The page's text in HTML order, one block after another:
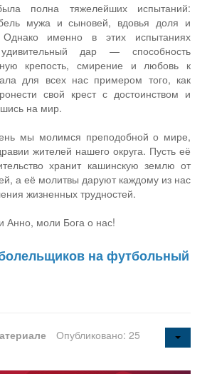
полна тяжелейших испытаний:
мужа и сыновей, вдовья доля и
Однако именно в этих испытаниях
дар — способность
крепость, смирение и любовь к
для всех нас примером того, как
свой крест с достоинством и
на мир.
мы молимся преподобной о мире,
жителей нашего округа. Пусть её
хранит кашинскую землю от
а её молитвы даруют каждому из нас
жизненных трудностей.
Анно, моли Бога о нас!
на футбольный
Опубликовано: 25